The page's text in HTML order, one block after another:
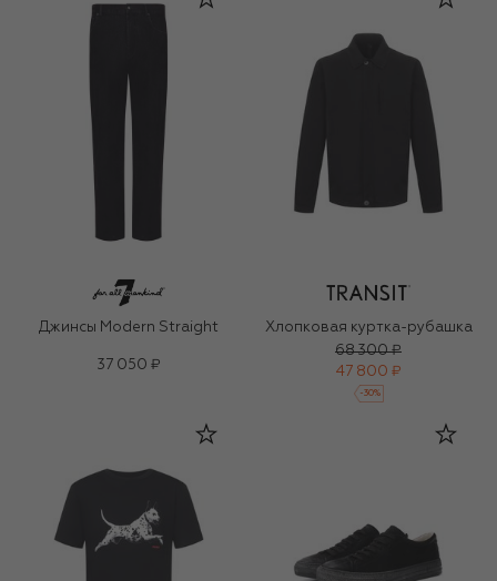
Джинсы Modern Straight
37 050 ₽
Хлопковая куртка-рубашка
68 300 ₽
47 800 ₽
-30%